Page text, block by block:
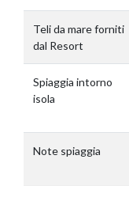
Teli da mare forniti
dal Resort
Spiaggia intorno
isola
Note spiaggia